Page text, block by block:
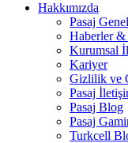
Hakkımızda
Pasaj
Haberler
Kurumsal
Kariyer
Gizlilik ve
Pasaj
Pasaj Blog
Pasaj
Turkcell